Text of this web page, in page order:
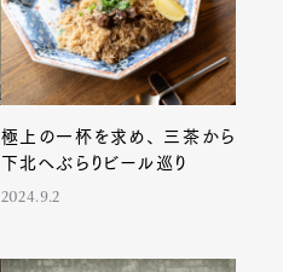
極上の一杯を求め、 三茶から
下北へぶらりビール巡り
2024.9.2